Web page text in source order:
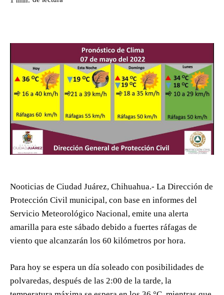
Nooticias de Ciudad Juárez, Chihuahua.- La Dirección de
Protección Civil municipal, con base en informes del
Servicio Meteorológico Nacional, emite una alerta
amarilla para este sábado debido a fuertes ráfagas de
viento que alcanzarán los 60 kilómetros por hora.
Para hoy se espera un día soleado con posibilidades de
polvaredas, después de las 2:00 de la tarde, la